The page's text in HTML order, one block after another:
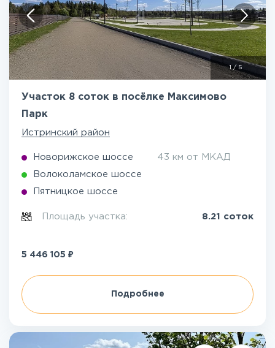
1/ 5
Участок 8 соток в посёлке Максимово
Парк
Истринский район
Новорижское шоссе 43 км от МКАД
Волоколамское шоссе
Пятницкое шоссе
Площадь участка: 8.21 соток
5 446 105 ₽
Подробнее